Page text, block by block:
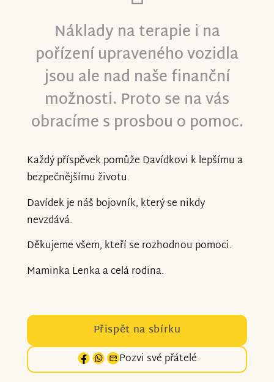
Náklady na terapie i na
pořízení upraveného vozidla
jsou ale nad naše finanční
možnosti. Proto se na vás
obracíme s prosbou o pomoc.
Každý příspěvek pomůže Davídkovi k lepšímu a
bezpečnějšímu životu.
Davídek je náš bojovník, který se nikdy
nevzdává.
Děkujeme všem, kteří se rozhodnou pomoci.
Maminka Lenka a celá rodina.
Přispět na sbírku
Pozvi své přátelé